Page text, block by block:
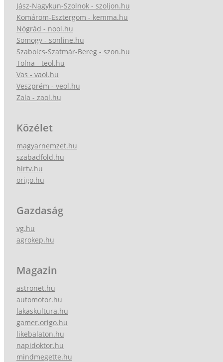
Jász-Nagykun-Szolnok - szoljon.hu
Komárom-Esztergom - kemma.hu
Nógrád - nool.hu
Somogy - sonline.hu
Szabolcs-Szatmár-Bereg - szon.hu
Tolna - teol.hu
Vas - vaol.hu
Veszprém - veol.hu
Zala - zaol.hu
Közélet
magyarnemzet.hu
szabadfold.hu
hirtv.hu
origo.hu
Gazdaság
vg.hu
agrokep.hu
Magazin
astronet.hu
automotor.hu
lakaskultura.hu
gamer.origo.hu
likebalaton.hu
napidoktor.hu
mindmegette.hu